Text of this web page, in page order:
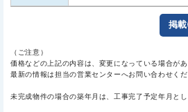
掲
（ご注意）
価格などの上記の内容は、変更になっている場合があ
最新の情報は担当の営業センターへお問い合わせくだ
未完成物件の場合の築年月は、工事完了予定年月とし